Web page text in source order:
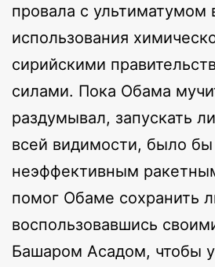
провала с ультиматумом
использования
сирийскими
силами. Пока Обама
раздумывал, запускать
всей видимости, было бы
неэффективным
помог Обаме сохранить
воспользовавшись
Башаром Асадом, чтобы